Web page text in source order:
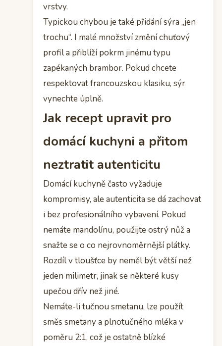
vrstvy.
Typickou chybou je také přidání sýra „jen
trochu“. I malé množství změní chuťový
profil a přiblíží pokrm jinému typu
zapékaných brambor. Pokud chcete
respektovat francouzskou klasiku, sýr
vynechte úplně.
Jak recept upravit pro
domácí kuchyni a přitom
neztratit autenticitu
Domácí kuchyně často vyžaduje
kompromisy, ale autenticita se dá zachovat
i bez profesionálního vybavení. Pokud
nemáte mandolínu, použijte ostrý nůž a
snažte se o co nejrovnoměrnější plátky.
Rozdíl v tloušťce by neměl být větší než
jeden milimetr, jinak se některé kusy
upečou dřív než jiné.
Nemáte-li tučnou smetanu, lze použít
směs smetany a plnotučného mléka v
poměru 2:1, což je ostatně blízké